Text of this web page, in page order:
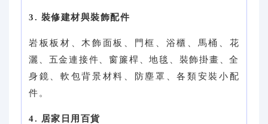
3. 裝修建材與裝飾配件
岩板板材、木飾面板、門框、浴櫃、馬桶、花
灑、五金連接件、窗簾桿、地毯、裝飾掛畫、全
身鏡、軟包背景材料、防塵罩、各類安裝小配
件。
4. 居家日用百貨